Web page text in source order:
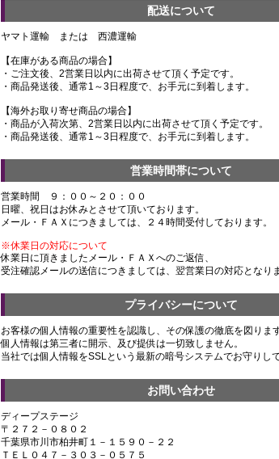
配送について
ヤマト運輸 または 西濃運輸
【在庫がある商品の場合】
・ご注文後、2営業日以内に出荷させて頂く予定です。
・商品発送後、通常1～3日程度で、お手元に到着します。
【海外お取り寄せ商品の場合】
・商品が入荷次第、2営業日以内に出荷させて頂く予定です。
・商品発送後、通常1～3日程度で、お手元に到着します。
営業時間帯について
営業時間 ９：００～２０：００
日曜、祝日はお休みとさせて頂いております。
メール・ＦＡＸにつきましては、２４時間受付しております。
※休業日の対応について
休業日に頂きましたメール・ＦＡＸへのご返信、
受注確認メールの送信につきましては、翌営業日の対応となりま
プライバシーについて
お客様の個人情報の重要性を認識し、その保護の徹底を図ります
個人情報は第三者に開示、及び提供は一切致しません。
当社では個人情報をSSLという最新の暗号システムでお守りし
お問い合わせ
ディープステージ
〒２７２－０８０２
千葉県市川市柏井町１－１５９０－２２
ＴＥＬ０４７－３０３－０５７５